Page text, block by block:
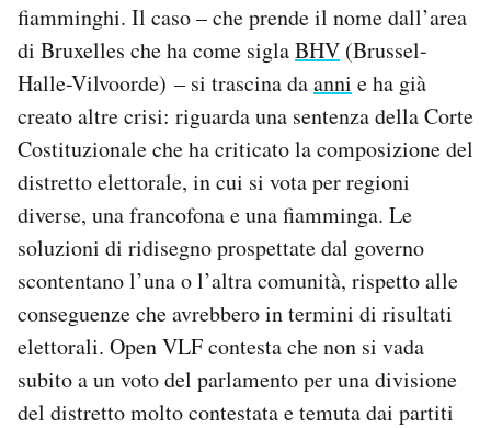
fiamminghi. Il caso – che prende il nome dall’area
di Bruxelles che ha come siglaBHV (Brussel-
Halle-Vilvoorde) – si trascina daanni e ha già
creato altre crisi: riguarda una sentenza della Corte
Costituzionale che ha criticato la composizione del
distretto elettorale, in cui si vota per regioni
diverse, una francofona e una fiamminga. Le
soluzioni di ridisegno prospettate dal governo
scontentano l’una o l’altra comunità, rispetto alle
conseguenze che avrebbero in termini di risultati
elettorali. Open VLF contesta che non si vada
subito a un voto del parlamento per una divisione
del distretto molto contestata e temuta dai partiti